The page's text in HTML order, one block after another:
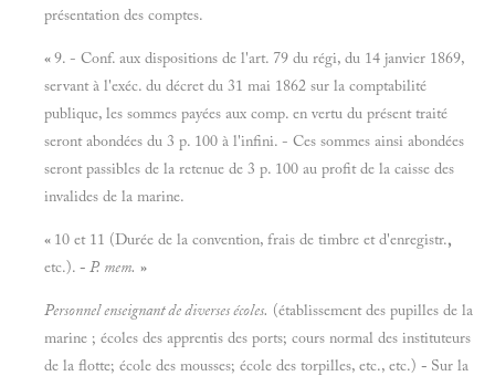
présentation des comptes.
«9. - Conf. aux dispositions de l'art. 79 du régi, du 14 janvier 1869,
servant à l'exéc. du décret du 31 mai 1862 sur la comptabilité
publique, les sommes payées aux comp. en vertu du présent traité
seront abondées du 3 p. 100 à l'infini. - Ces sommes ainsi abondées
seront passibles de la retenue de 3 p. 100 au profit de la caisse des
invalides de la marine.
« 10 et 11 (Durée de la convention, frais de timbre et d'enregistr.,
etc.). - P. mem. »
Personnel enseignant de diverses écoles. (établissement des pupilles de la
marine ; écoles des apprentis des ports; cours normal des instituteurs
de la flotte; école des mousses; école des torpilles, etc., etc.) - Sur la